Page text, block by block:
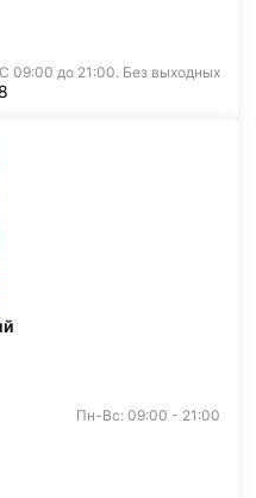
С 09:00 до 21:00. Без выходных
Пн-Вс: 09:00 - 21:00